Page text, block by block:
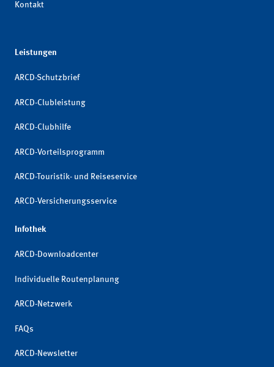
Kontakt
Leistungen
ARCD-Schutzbrief
ARCD-Clubleistung
ARCD-Clubhilfe
ARCD-Vorteilsprogramm
ARCD-Touristik- und Reiseservice
ARCD-Versicherungsservice
Infothek
ARCD-Downloadcenter
Individuelle Routenplanung
ARCD-Netzwerk
FAQs
ARCD-Newsletter